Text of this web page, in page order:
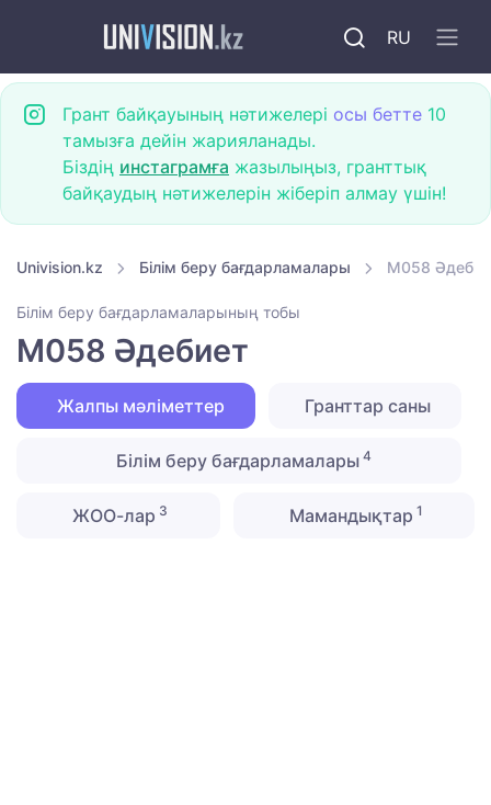
RU
Грант байқауының нәтижелері осы бетте 10
тамызға дейін жарияланады.
Біздің инстаграмға жазылыңыз, гранттық
байқаудың нәтижелерін жіберіп алмау үшін!
Univision.kz Білім беру бағдарламалары M058
Білім беру бағдарламаларының тобы
M058 Әдебиет
Жалпы мәліметтер Гранттар саны
Білім беру бағдарламалары4
ЖОО-лар 3 Мамандықтар 1